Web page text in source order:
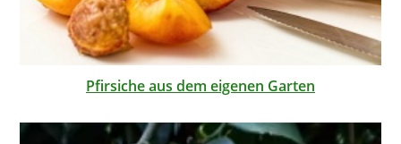
Pfirsiche aus dem eigenen Garten